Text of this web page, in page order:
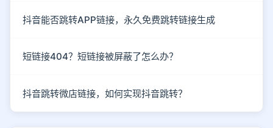
抖音能否跳转APP链接，永久免费跳转链接生成
短链接404？短链接被屏蔽了怎么办？
抖音跳转微店链接，如何实现抖音跳转？